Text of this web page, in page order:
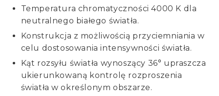
Temperatura chromatyczności 4000 K dla
neutralnego białego światła.
Konstrukcja z możliwością przyciemniania w
celu dostosowania intensywności światła.
Kąt rozsyłu światła wynoszący 36° upraszcza
ukierunkowaną kontrolę rozproszenia
światła w określonym obszarze.